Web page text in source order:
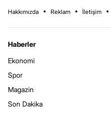
Hakkımızda Reklam İletişim
Haberler
Ekonomi
Spor
Magazin
Son Dakika